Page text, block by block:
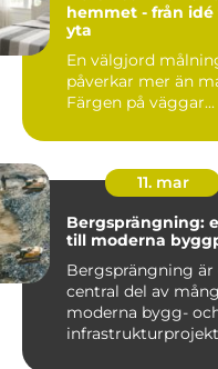
hemmet - från
yta
En välgjord
påverkar mer än
Färgen på väggar...
11. mar
Bergsprängning:
till moderna
Bergsprängning är
central del av
moderna bygg-